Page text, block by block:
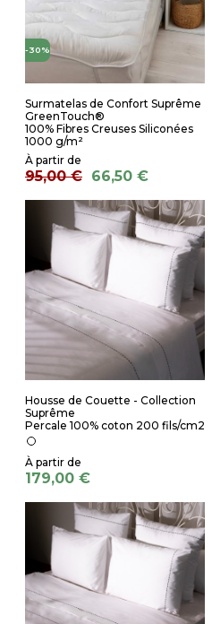
-30%
Surmatelas de Confort Suprême
GreenTouch®
100% Fibres Creuses Siliconées
1000 g/m²
95,00 € 66,50 €
Housse de Couette - Collection
Suprême
Percale 100% coton 200 fils/cm2
179,00 €